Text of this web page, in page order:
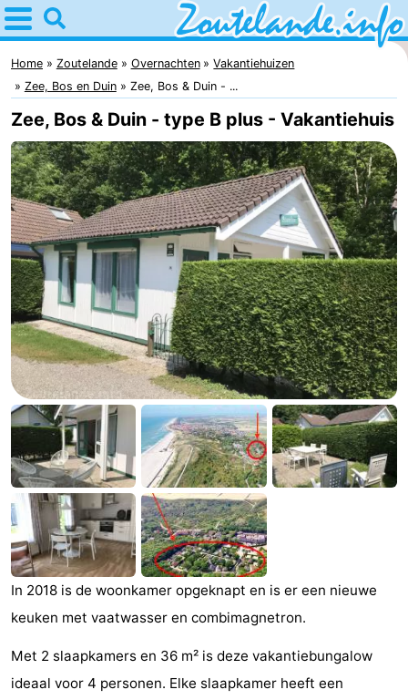
Home
Zoutelande
Tips
Voor
kinderen
Webcam
Webcam
Langstraat
Webcam
Strand
Overnachten
Appartementen
Bed
(&
breakfasts)
Campings
Hotels
Vakantiehuizen
Last
minutes
Strand
&
Bezienswaardigheden
Home Zoutelande Overnachten
Vakantiehuizen
Zee, Bos en Duin
Zee, Bos & Duin - ...
Zee, Bos & Duin - type B plus - Vakantiehuis
In 2018 is de woonkamer opgeknapt en is er een nieuwe
keuken met vaatwasser en combimagnetron.
Met 2 slaapkamers en 36 m² is deze vakantiebungalow
ideaal voor 4 personen. Elke slaapkamer heeft een